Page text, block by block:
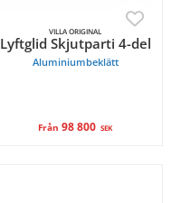
VILLA ORIGINAL
Lyftglid Skjutparti 4-del
Aluminiumbeklätt
Från98 800 SEK